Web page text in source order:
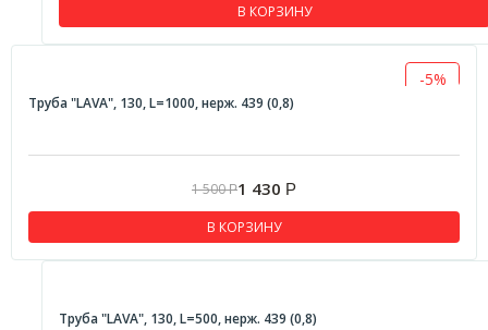
В КОРЗИНУ
-5%
Труба "LAVA", 130, L=1000, нерж. 439 (0,8)
1 500Р1 430 Р
В КОРЗИНУ
Труба "LAVA", 130, L=500, нерж. 439 (0,8)